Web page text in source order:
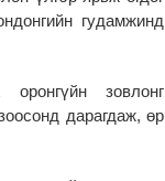
гудамжинд
зовлонг
дарагдаж, өр